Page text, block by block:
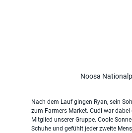
Noosa
Nach dem Lauf gingen Ryan, sein
zum Farmers Market. Cudi war
Mitglied unserer Gruppe. Coole
Schuhe und gefühlt jeder zweite